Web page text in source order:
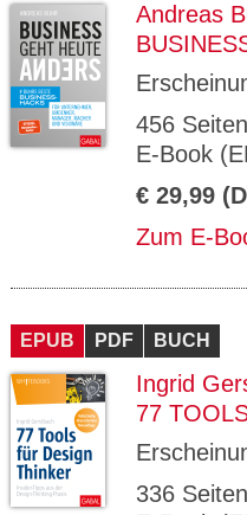
Andreas
456 Seiten
E-Book
€ 29,99
Zum E-
EPUB PDF BUCH
Ingrid
77
336 Seiten